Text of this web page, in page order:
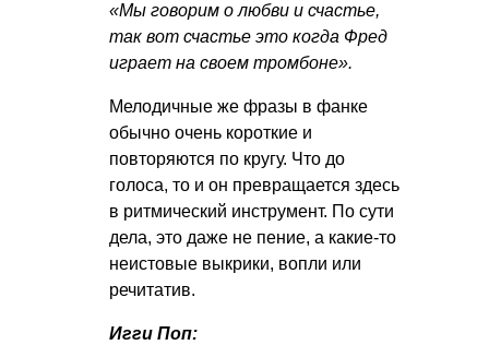
«Мы говорим о любви и счастье,
так вот счастье это когда Фред
играет на своем тромбоне».
Мелодичные же фразы в фанке
обычно очень короткие и
повторяются по кругу. Что до
голоса, то и он превращается здесь
в ритмический инструмент. По сути
дела, это даже не пение, а какие-то
неистовые выкрики, вопли или
речитатив.
Игги Поп: